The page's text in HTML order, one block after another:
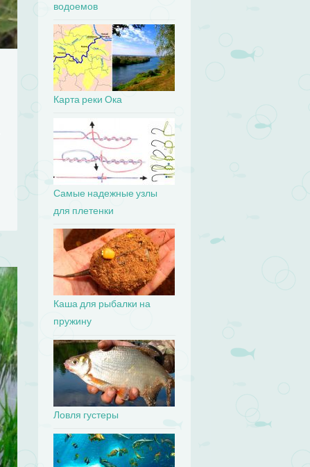
водоемов
Карта реки Ока
Самые надежные узлы
для плетенки
Каша для рыбалки на
пружину
Ловля густеры